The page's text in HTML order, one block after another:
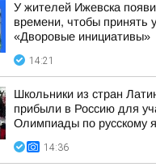
У жителей Ижевска
времени, чтобы принять
«Дворовые инициативы»
14:21
Школьники из стран
прибыли в Россию для
Олимпиады по русскому
14:36